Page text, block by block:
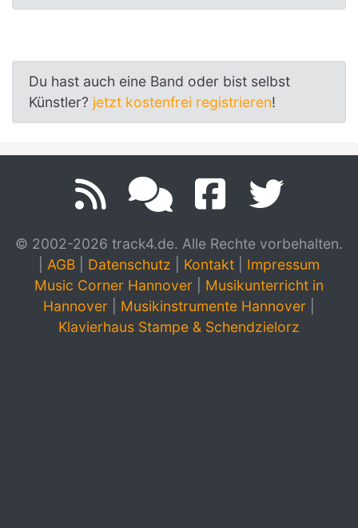
Du hast auch eine Band oder bist selbst
Künstler? jetzt kostenfrei registrieren!
© 2002-2026 track4.de. Alle Rechte vorbehalten.
AGB Datenschutz Kontakt
Impressum
Music Corner Hannover
Musikunterricht in
Hannover
Musikinstrumente Hannover
Klavierhaus Stampe & Schendzielorz